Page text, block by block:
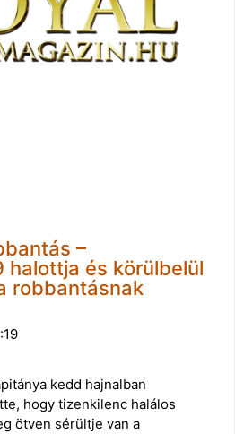
–
halottja és körülbelül
robbantásnak
kedd hajnalban
hogy tizenkilenc halálos
ötven sérültje van a